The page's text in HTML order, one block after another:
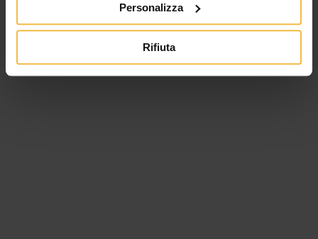
Personalizza
Rifiuta